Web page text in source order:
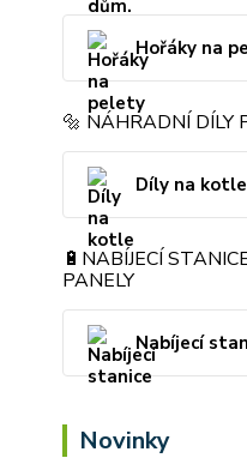
Hořáky na
🔩 NÁHRADNÍ DÍLY
Díly na kotle
🔋NABÍJECÍ
PANELY
Nabíjecí
Novinky